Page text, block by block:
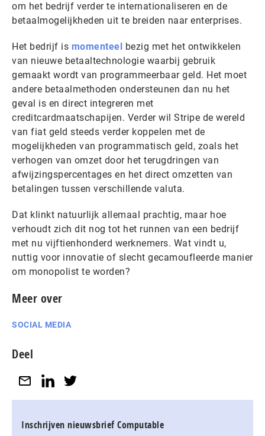
om het bedrijf verder te internationaliseren en de
betaalmogelijkheden uit te breiden naar enterprises.
Het bedrijf is momenteel
bezig met het ontwikkelen
van nieuwe betaaltechnologie waarbij gebruik
gemaakt wordt van programmeerbaar geld. Het moet
andere betaalmethoden ondersteunen dan nu het
geval is en direct integreren met
creditcardmaatschapijen. Verder wil Stripe de wereld
van fiat geld steeds verder koppelen met de
mogelijkheden van programmatisch geld, zoals het
verhogen van omzet door het terugdringen van
afwijzingspercentages en het direct omzetten van
betalingen tussen verschillende valuta.
Dat klinkt natuurlijk allemaal prachtig, maar hoe
verhoudt zich dit nog tot het runnen van een bedrijf
met nu vijftienhonderd werknemers. Wat vindt u,
nuttig voor innovatie of slecht gecamoufleerde manier
om monopolist te worden?
Meer over
SOCIAL MEDIA
Deel
Inschrijven nieuwsbrief Computable